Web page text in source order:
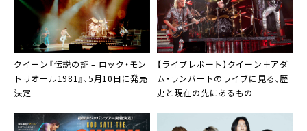
クイーン『伝説の証 – ロック・モン
トリオール1981』、5月10日に発売
決定
【ライブレポート】クイーン＋アダ
ム・ランバートのライブに見る、歴
史と現在の先にあるもの